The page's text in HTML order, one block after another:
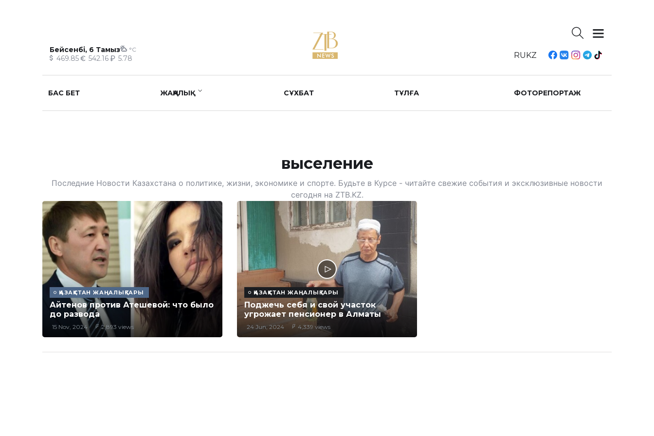
Бейсенбі, 6 Тамыз °C
469.85 542.16 5.78 RUKZ
БАС БЕТ ЖАҢАЛЫҚ СҰХБАТ ТҰЛҒА ФОТОРЕПОРТАЖ
выселение
Последние Новости Казахстана о политике, жизни, экономике и спорте. Будьте в Курсе - читайте свежие события и эксклюзивные новости
сегодня на ZTB.KZ.
ҚАЗАҚСТАН ЖАҢАЛЫҚТАРЫ
Айтенов против Атешевой: что было
до развода
15 Nov, 2024 2,893 views
ҚАЗАҚСТАН ЖАҢАЛЫҚТАРЫ
Поджечь себя и свой участок
угрожает пенсионер в Алматы
24 Jun, 2024 4,339 views